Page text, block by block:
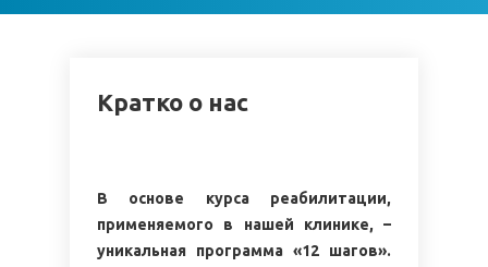
Кратко о нас
В основе курса реабилитации,
применяемого в нашей клинике, –
уникальная программа «12 шагов».